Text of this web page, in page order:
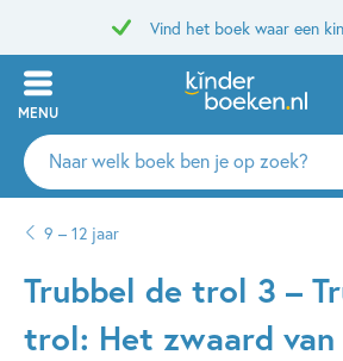
Vind het boek waar een
MENU
Zoeken
naar
auteurs
uitgevers
9 – 12 jaar
Trubbel de trol 3 –
trol: Het zwaard van